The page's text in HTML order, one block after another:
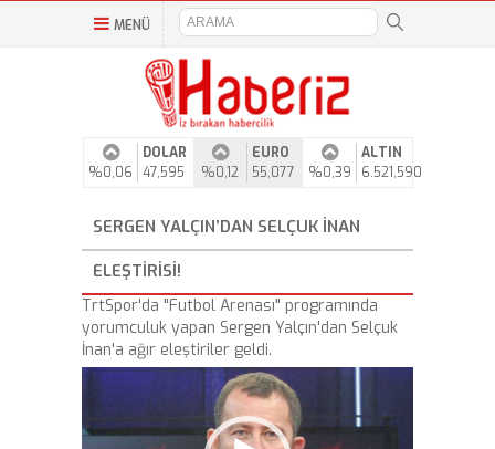
MENÜ
%0,06
DOLAR
47,595
%0,12
EURO
55,077
%0,39
ALTIN
6.521,590
SERGEN YALÇIN’DAN SELÇUK İNAN
ELEŞTIRISI!
TrtSpor'da "Futbol Arenası" programında
yorumculuk yapan Sergen Yalçın'dan Selçuk
İnan'a ağır eleştiriler geldi.
Video